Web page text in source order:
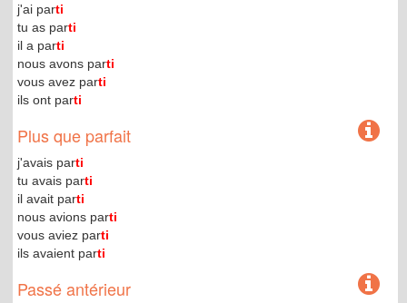
j'ai parti
tu as parti
il a parti
nous avons parti
vous avez parti
ils ont parti
Plus que parfait
j'avais parti
tu avais parti
il avait parti
nous avions parti
vous aviez parti
ils avaient parti
Passé antérieur